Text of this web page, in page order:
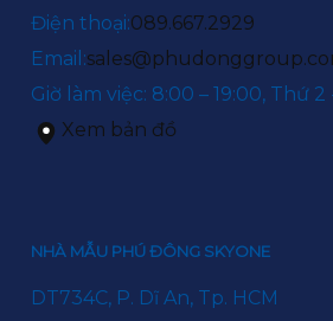
Điện thoại:089.667.2929
Email:
Giờ làm việc: 8:00 – 19:00, Thứ
Xem bản đồ
NHÀ MẪU PHÚ ĐÔNG SKYONE
DT734C, P. Dĩ An, Tp. HCM